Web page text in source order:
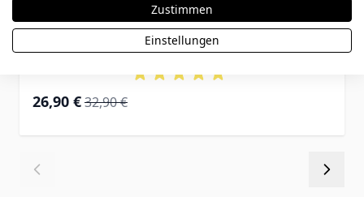
Dogtag Halskette Edelstahl mit Gravur -
1833
Special Price
26,90 € Regular Price
32,90 €
Zustimmen
Einstellungen